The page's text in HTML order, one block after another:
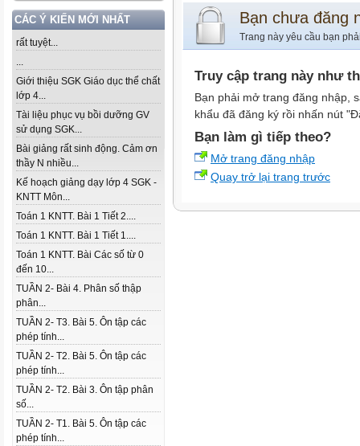
CÁC Ý KIẾN MỚI NHẤT
rất tuyệt...
...
Giới thiệu SGK Giáo dục thể chất
lớp 4...
Tài liệu phục vụ bồi dưỡng GV
sử dụng SGK...
Bài giảng rất sinh động. Cảm ơn
thầy N nhiều...
Kế hoạch giảng dạy lớp 4 SGK -
KNTT Môn...
Toán 1 KNTT. Bài 1 Tiết 2....
Toán 1 KNTT. Bài 1 Tiết 1....
Toán 1 KNTT. Bài Các số từ 0
đến 10...
TUẦN 2- Bài 4. Phân số thập
phân...
TUẦN 2- T3. Bài 5. Ôn tập các
phép tính...
TUẦN 2- T2. Bài 5. Ôn tập các
phép tính...
TUẦN 2- T2. Bài 3. Ôn tập phân
số...
TUẦN 2- T1. Bài 5. Ôn tập các
phép tính...
Bạn chưa đăng
Trang này yêu cầu bạn
Truy cập trang này như
Bạn phải mở trang đăng nhập,
khẩu đã đăng ký rồi nhấn nút
Bạn làm gì tiếp theo?
Mở trang đăng nhập
Quay trở lại trang trước